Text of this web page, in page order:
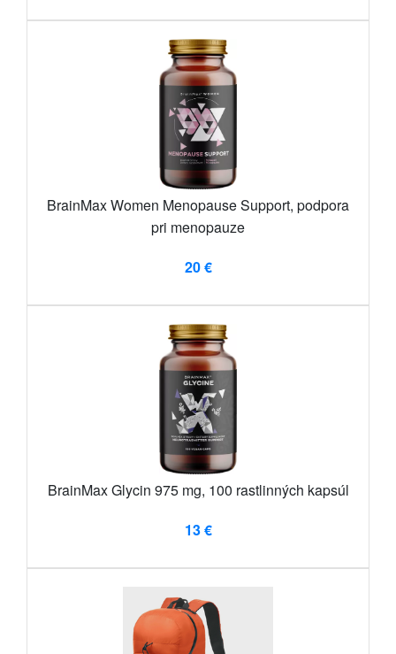
BrainMax Women Menopause Support, podpora
pri menopauze
20 €
BrainMax Glycin 975 mg, 100 rastlinných kapsúl
13 €